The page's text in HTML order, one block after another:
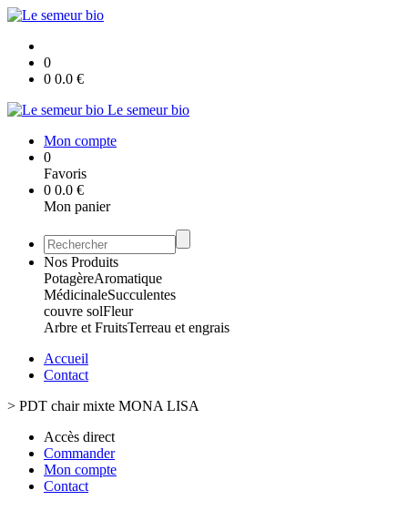
0
0 0.0 €
Le semeur bio
Mon compte
0
Favoris
0 0.0 €
Mon panier
Nos Produits
PotagèreAromatique
MédicinaleSucculentes
couvre solFleur
Arbre et FruitsTerreau et engrais
Accueil
Contact
> PDT chair mixte MONA LISA
Accès direct
Commander
Mon compte
Contact